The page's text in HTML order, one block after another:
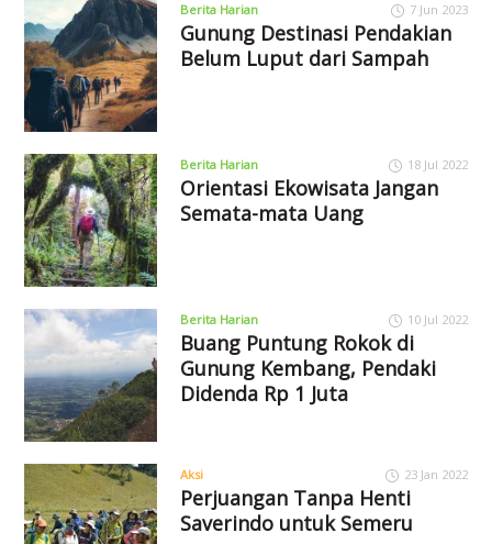
Berita Harian 7 Jun 2023
Gunung Destinasi Pendakian
Belum Luput dari Sampah
Berita Harian 18 Jul 2022
Orientasi Ekowisata Jangan
Semata-mata Uang
Berita Harian 10 Jul 2022
Buang Puntung Rokok di
Gunung Kembang, Pendaki
Didenda Rp 1 Juta
Aksi 23 Jan 2022
Perjuangan Tanpa Henti
Saverindo untuk Semeru